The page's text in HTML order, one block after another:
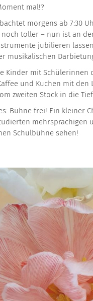
mal!?
morgens ab 7:30
toller – nun ist an
jubilieren
musikalischen
Kinder mit Schülerinnen
und Kuchen mit
zweiten Stock in die
Bühne frei! Ein
mehrsprachigen
Schulbühne sehen!